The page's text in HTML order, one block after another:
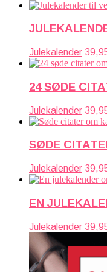
Julekalender
24 SØDE
Julekalender
SØDE
Julekalender
EN
Julekalender